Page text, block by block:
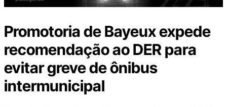
Promotoria de Bayeux expede
recomendação ao DER para
evitar greve de ônibus
intermunicipal